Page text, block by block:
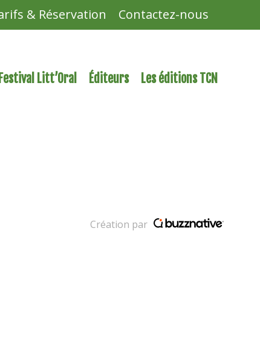
& Réservation Contactez-nous
Festival Litt’Oral Éditeurs Les éditions TCN
Création par